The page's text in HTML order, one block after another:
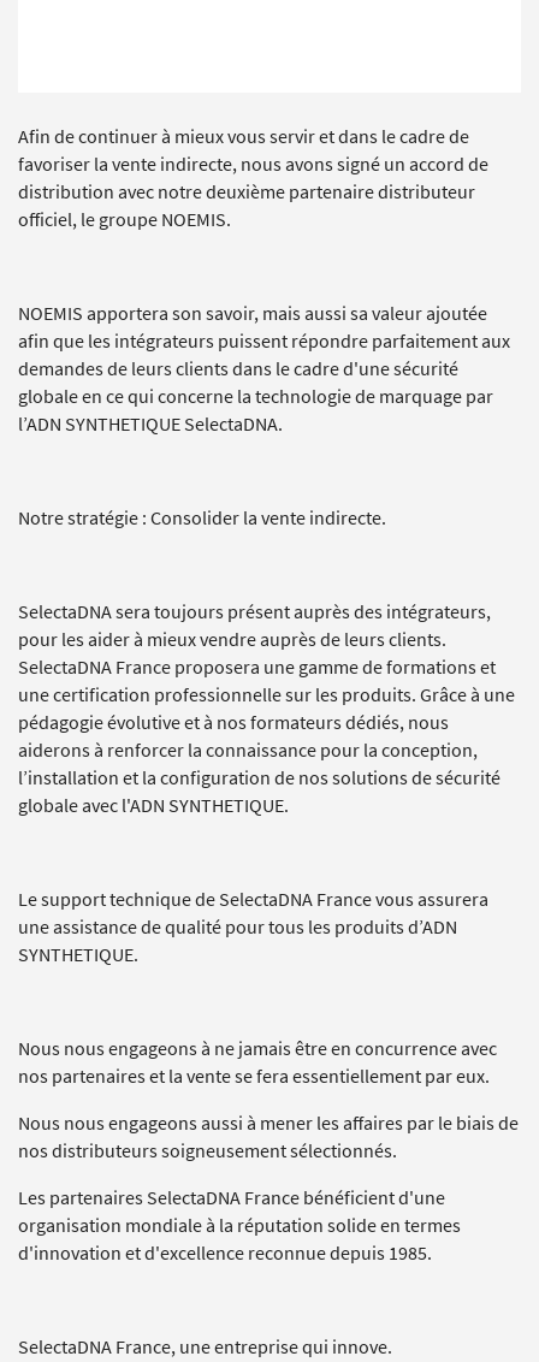
Afin de continuer à mieux vous servir et dans le cadre de
favoriser la vente indirecte, nous avons signé un accord de
distribution avec notre deuxième partenaire distributeur
officiel, le groupe NOEMIS.
NOEMIS apportera son savoir, mais aussi sa valeur ajoutée
afin que les intégrateurs puissent répondre parfaitement aux
demandes de leurs clients dans le cadre d'une sécurité
globale en ce qui concerne la technologie de marquage par
l’ADN SYNTHETIQUE SelectaDNA.
Notre stratégie : Consolider la vente indirecte.
SelectaDNA sera toujours présent auprès des intégrateurs,
pour les aider à mieux vendre auprès de leurs clients.
SelectaDNA France proposera une gamme de formations et
une certification professionnelle sur les produits. Grâce à une
pédagogie évolutive et à nos formateurs dédiés, nous
aiderons à renforcer la connaissance pour la conception,
l’installation et la configuration de nos solutions de sécurité
globale avec l'ADN SYNTHETIQUE.
Le support technique de SelectaDNA France vous assurera
une assistance de qualité pour tous les produits d’ADN
SYNTHETIQUE.
Nous nous engageons à ne jamais être en concurrence avec
nos partenaires et la vente se fera essentiellement par eux.
Nous nous engageons aussi à mener les affaires par le biais de
nos distributeurs soigneusement sélectionnés.
Les partenaires SelectaDNA France bénéficient d'une
organisation mondiale à la réputation solide en termes
d'innovation et d'excellence reconnue depuis 1985.
SelectaDNA France, une entreprise qui innove.